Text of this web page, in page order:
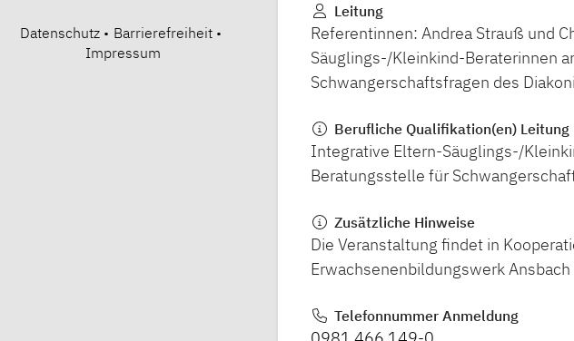
Datenschutz • Barrierefreiheit •
Impressum
Leitung
Referentinnen: Andrea Strauß und
Säuglings-/Kleinkind-Beraterinnen
Schwangerschaftsfragen des
Berufliche Qualifikation(en) Leitung
Integrative Eltern-Säuglings-/
Beratungsstelle für
Zusätzliche Hinweise
Die Veranstaltung findet in
Erwachsenenbildungswerk
Telefonnummer Anmeldung